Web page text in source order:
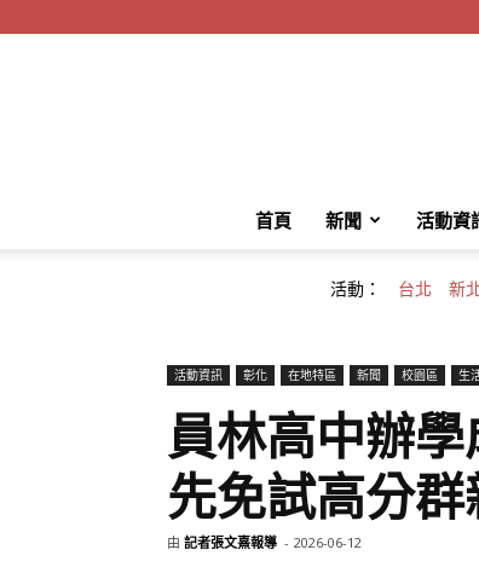
首頁 新聞 活動資
活動： 台北 新
活動資訊 彰化 在地特區 新聞 校園區 生
員林高中辦
先免試高分
由 記者張文熹報導 - 2026-06-12